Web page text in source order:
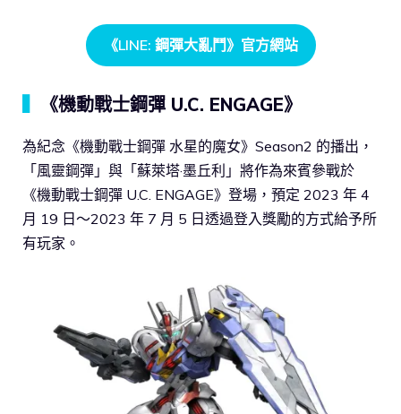
《LINE: 鋼彈大亂鬥》官方網站
《機動戰士鋼彈 U.C. ENGAGE》
為紀念《機動戰士鋼彈 水星的魔女》Season2 的播出，
「風靈鋼彈」與「蘇萊塔·墨丘利」將作為來賓參戰於
《機動戰士鋼彈 U.C. ENGAGE》登場，預定 2023 年 4
月 19 日～2023 年 7 月 5 日透過登入獎勵的方式給予所
有玩家。